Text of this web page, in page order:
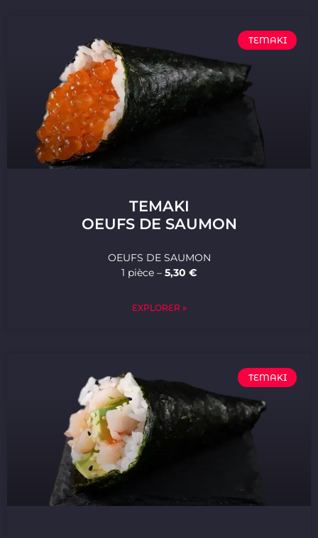
TEMAKI
TEMAKI
OEUFS DE SAUMON
OEUFS DE SAUMON
1 pièce – 5,30 €
EXPLORER »
TEMAKI